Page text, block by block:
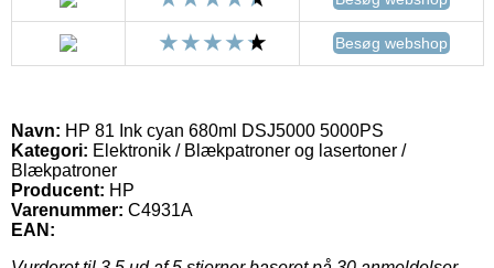
Besøg webshop
Navn: HP 81 Ink cyan 680ml DSJ5000 5000PS
Kategori: Elektronik / Blækpatroner og lasertoner /
Blækpatroner
Producent: HP
Varenummer: C4931A
EAN: